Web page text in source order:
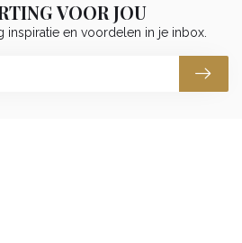
VOOR JOU
inspiratie en voordelen in je inbox.